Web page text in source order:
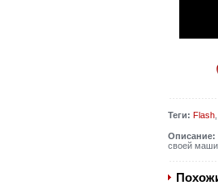
Теги: Flash,
Описание:
своей